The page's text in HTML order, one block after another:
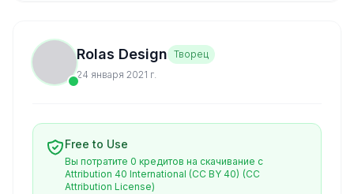
Rolas Design Творец
24 января 2021 г.
Free to Use
Вы потратите 0 кредитов на скачивание с
Attribution 40 International (CC BY 40) (CC
Attribution License)